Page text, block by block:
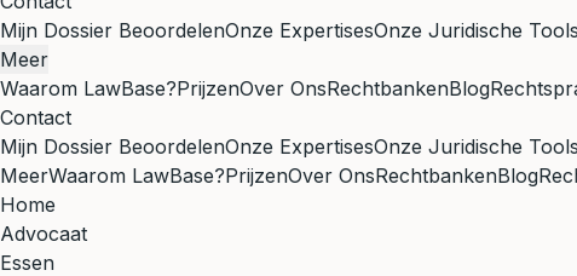
Mijn Dossier BeoordelenOnze ExpertisesOnze Juridische Tools
Meer
Waarom LawBase?PrijzenOver OnsRechtbankenBlog
Contact
Mijn Dossier BeoordelenOnze ExpertisesOnze Juridische Tools
MeerWaarom LawBase?PrijzenOver OnsRechtbankenBlog
Home
Advocaat
Essen